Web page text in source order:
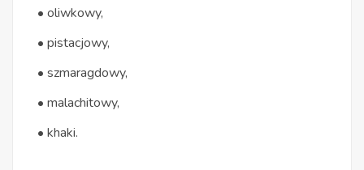
• oliwkowy,
• pistacjowy,
• szmaragdowy,
• malachitowy,
• khaki.